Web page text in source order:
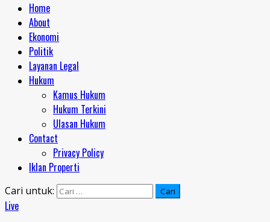
Home
About
Ekonomi
Politik
Layanan Legal
Hukum
Kamus Hukum
Hukum Terkini
Ulasan Hukum
Contact
Privacy Policy
Iklan Properti
Cari untuk:
Live